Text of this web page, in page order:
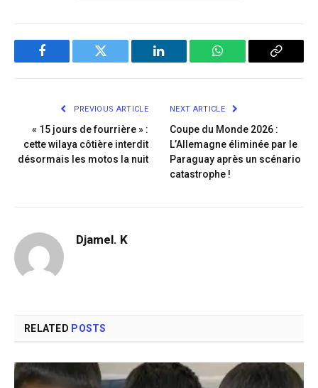
Facebook Twitter LinkedIn WhatsApp Copy
PREVIOUS ARTICLE
« 15 jours de fourrière » :
cette wilaya côtière interdit
désormais les motos la nuit
NEXT ARTICLE
Coupe du Monde 2026 :
L’Allemagne éliminée par le
Paraguay après un scénario
catastrophe !
Djamel. K
RELATED POSTS